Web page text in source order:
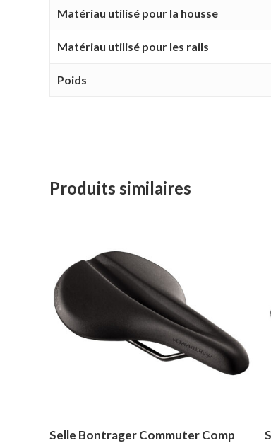
Matériau utilisé pour la housse
Matériau utilisé pour les rails
Poids
Produits similaires
Selle Bontrager Commuter Comp